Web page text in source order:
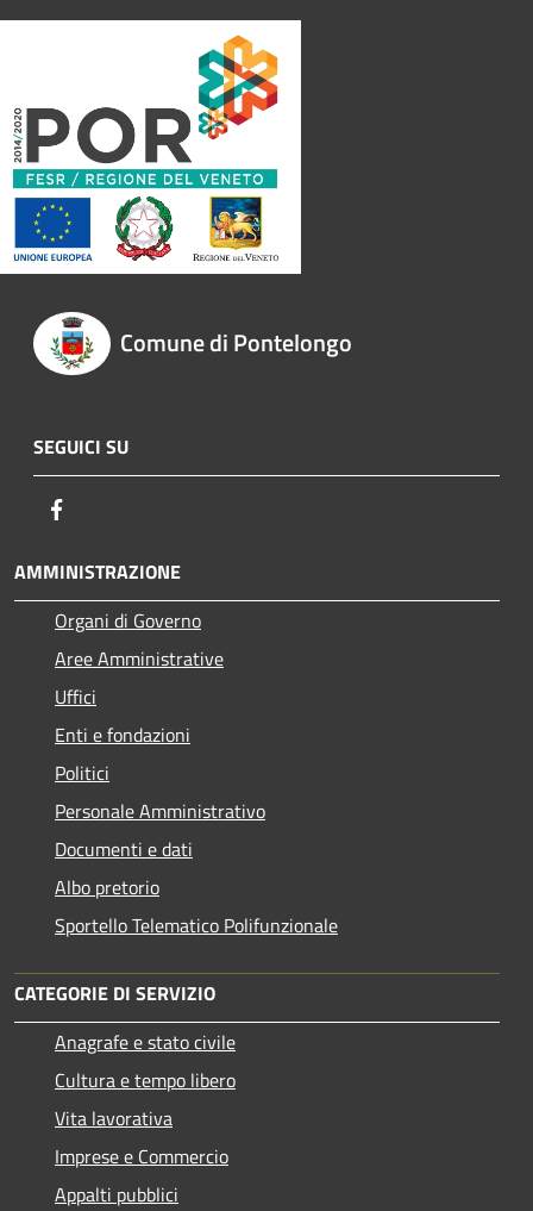
Comune di Pontelongo
SEGUICI SU
AMMINISTRAZIONE
Organi di Governo
Aree Amministrative
Uffici
Enti e fondazioni
Politici
Personale Amministrativo
Documenti e dati
Albo pretorio
Sportello Telematico Polifunzionale
CATEGORIE DI SERVIZIO
Anagrafe e stato civile
Cultura e tempo libero
Vita lavorativa
Imprese e Commercio
Appalti pubblici